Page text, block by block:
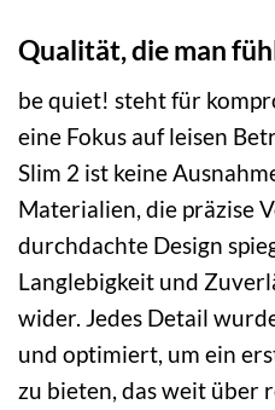
Qualität, die man
be quiet! steht für
eine Fokus auf leisen
Slim 2 ist keine
Materialien, die präzise
durchdachte Design
Langlebigkeit und
wider. Jedes Detail
und optimiert, um ein
zu bieten, das weit über